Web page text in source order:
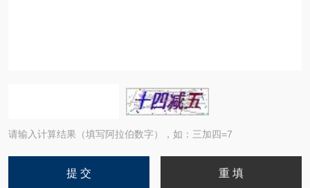
请输入计算结果（填写阿拉伯数字），如：三加四=7